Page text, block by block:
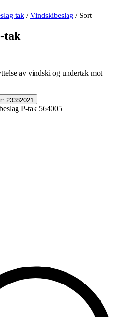
tak / Vindskibeslag / Sort
tak
av vindski og undertak mot
23382021